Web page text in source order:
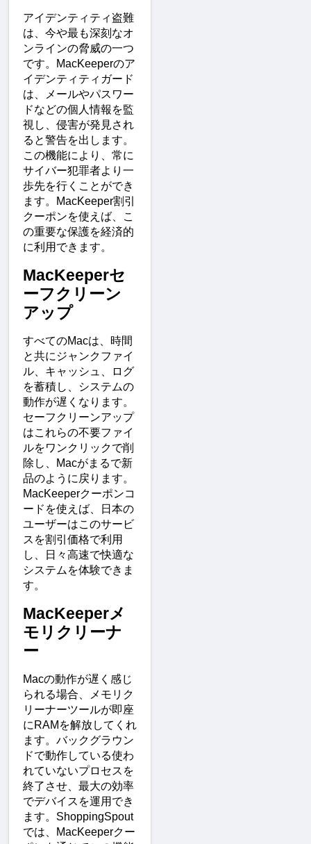
アイデンティティ盗難
は、今や最も深刻なオ
ンラインの脅威の一つ
です。MacKeeperのア
イデンティティガード
は、メールやパスワー
ドなどの個人情報を監
視し、侵害が発見され
ると警告を出します。
この機能により、常に
サイバー犯罪者より一
歩先を行くことができ
ます。MacKeeper割引
クーポンを使えば、こ
の重要な保護を経済的
に利用できます。
MacKeeperセ
ーフクリーン
アップ
すべてのMacは、時間
と共にジャンクファイ
ル、キャッシュ、ログ
を蓄積し、システムの
動作が遅くなります。
セーフクリーンアップ
はこれらの不要ファイ
ルをワンクリックで削
除し、Macがまるで新
品のように戻ります。
MacKeeperクーポンコ
ードを使えば、日本の
ユーザーはこのサービ
スを割引価格で利用
し、日々高速で快適な
システムを体験できま
す。
MacKeeperメ
モリクリーナ
ー
Macの動作が遅く感じ
られる場合、メモリク
リーナーツールが即座
にRAMを解放してくれ
ます。バックグラウン
ドで動作している使わ
れていないプロセスを
終了させ、最大の効率
でデバイスを運用でき
ます。ShoppingSpout
では、MacKeeperクー